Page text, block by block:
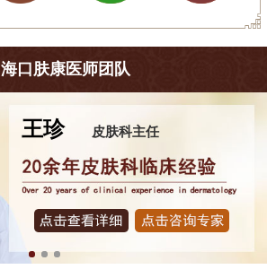
海口肤康医师团队
王珍 皮肤科主任